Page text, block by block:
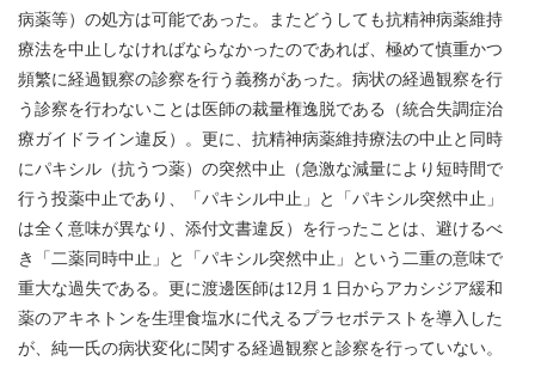
病薬等）の処方は可能であった。またどうしても抗精神病薬維持
療法を中止しなければならなかったのであれば、極めて慎重かつ
頻繁に経過観察の診察を行う義務があった。病状の経過観察を行
う診察を行わないことは医師の裁量権逸脱である（統合失調症治
療ガイドライン違反）。更に、抗精神病薬維持療法の中止と同時
にパキシル（抗うつ薬）の突然中止（急激な減量により短時間で
行う投薬中止であり、「パキシル中止」と「パキシル突然中止」
は全く意味が異なり、添付文書違反）を行ったことは、避けるべ
き「二薬同時中止」と「パキシル突然中止」という二重の意味で
重大な過失である。更に渡邊医師は12月１日からアカシジア緩和
薬のアキネトンを生理食塩水に代えるプラセボテストを導入した
が、純一氏の病状変化に関する経過観察と診察を行っていない。